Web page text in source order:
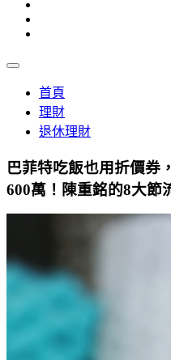
首頁
理財
退休理財
巴菲特吃飯也用折價券
600萬！陳重銘的8大節